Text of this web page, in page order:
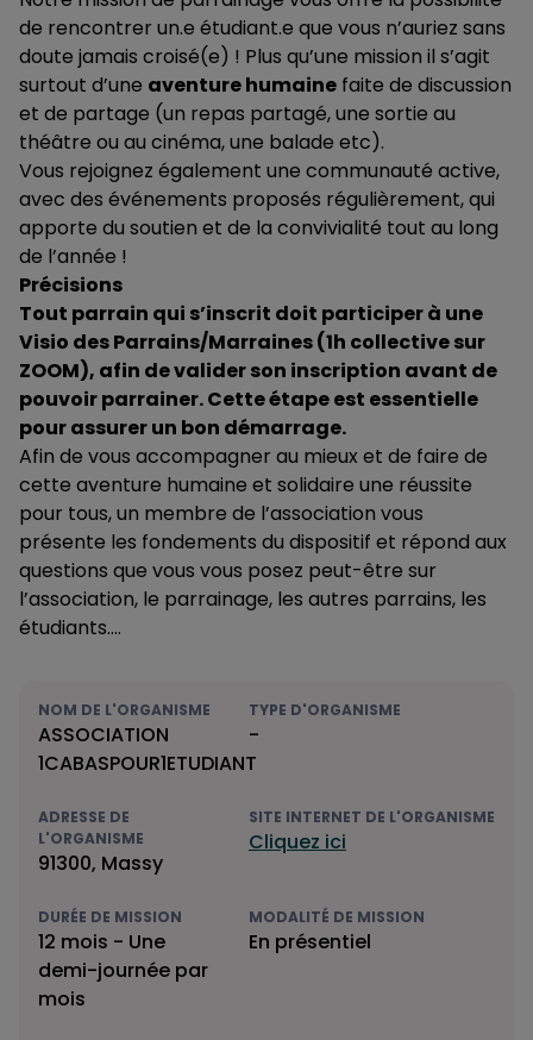
de rencontrer un.e étudiant.e que vous n’auriez sans
doute jamais croisé(e) ! Plus qu’une mission il s’agit
surtout d’une aventure humaine faite de discussion
et de partage (un repas partagé, une sortie au
théâtre ou au cinéma, une balade etc).
Vous rejoignez également une communauté active,
avec des événements proposés régulièrement, qui
apporte du soutien et de la convivialité tout au long
de l’année !
Précisions
Tout parrain qui s’inscrit doit participer à une
Visio des Parrains/Marraines (1h collective sur
ZOOM), afin de valider son inscription avant de
pouvoir parrainer. Cette étape est essentielle
pour assurer un bon démarrage.
Afin de vous accompagner au mieux et de faire de
cette aventure humaine et solidaire une réussite
pour tous, un membre de l’association vous
présente les fondements du dispositif et répond aux
questions que vous vous posez peut-être sur
l’association, le parrainage, les autres parrains, les
étudiants….
NOM DE L'ORGANISME
ASSOCIATION
1CABASPOUR1ETUDIANT
TYPE D'ORGANISME
-
ADRESSE DE
L'ORGANISME
91300, Massy
SITE INTERNET DE L'ORGANISME
Cliquez ici
DURÉE DE MISSION
12 mois - Une
demi-journée par
mois
MODALITÉ DE MISSION
En présentiel